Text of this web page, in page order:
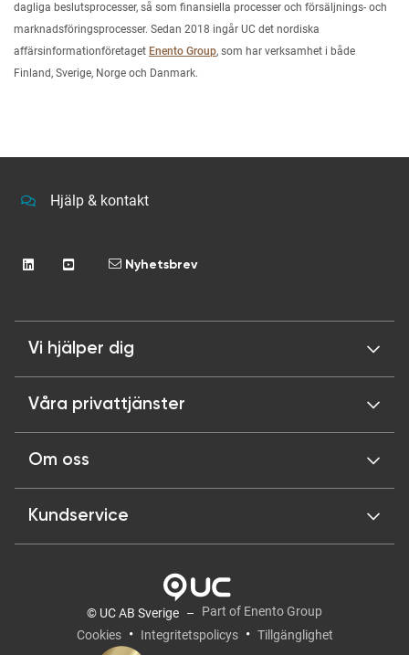
dagliga beslutsprocesser, så som finansiella processer och försäljnings- och
marknadsföringsprocesser. Sedan 2018 ingår UC det nordiska
affärsinformationföretaget Enento Group, som har verksamhet i både
Finland, Sverige, Norge och Danmark.
Hjälp & kontakt
Nyhetsbrev
Vi hjälper dig
Våra privattjänster
Om oss
Kundservice
© UC AB Sverige
Part of Enento Group
Cookies
Integritetspolicys Tillgänglighet